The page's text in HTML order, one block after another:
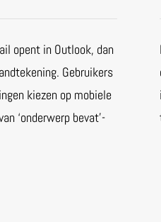
opent in Outlook, dan
Gebruikers
kiezen op mobiele
‘onderwerp bevat’-